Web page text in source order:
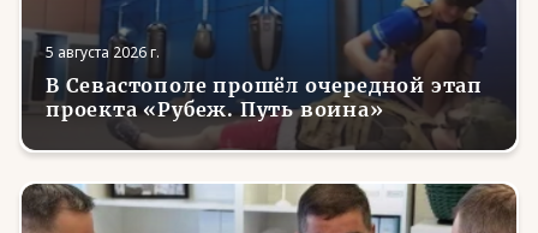
5 августа 2026 г.
В Севастополе прошёл очередной этап
проекта «Рубеж. Путь воина»